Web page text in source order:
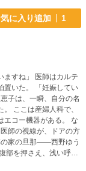
に入り追加 1
師はカルテ
妊娠してい
ここは産婦人科で、
コー機器がある。 な
蛍光灯の光を反射して